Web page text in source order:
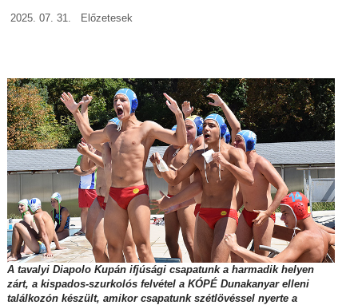
2025. 07. 31. Előzetesek
A tavalyi Diapolo Kupán ifjúsági csapatunk a harmadik helyen
zárt, a kispados-szurkolós felvétel a KÓPÉ Dunakanyar elleni
találkozón készült, amikor csapatunk szétlövéssel nyerte a